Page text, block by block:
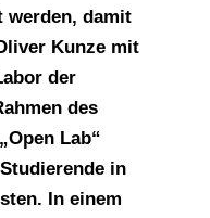
werden, damit
Kunze mit
der
des
Lab“
in
In einem